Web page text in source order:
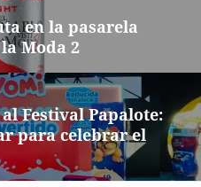
en la pasarela
Moda 2
Festival Papalote:
para celebrar el